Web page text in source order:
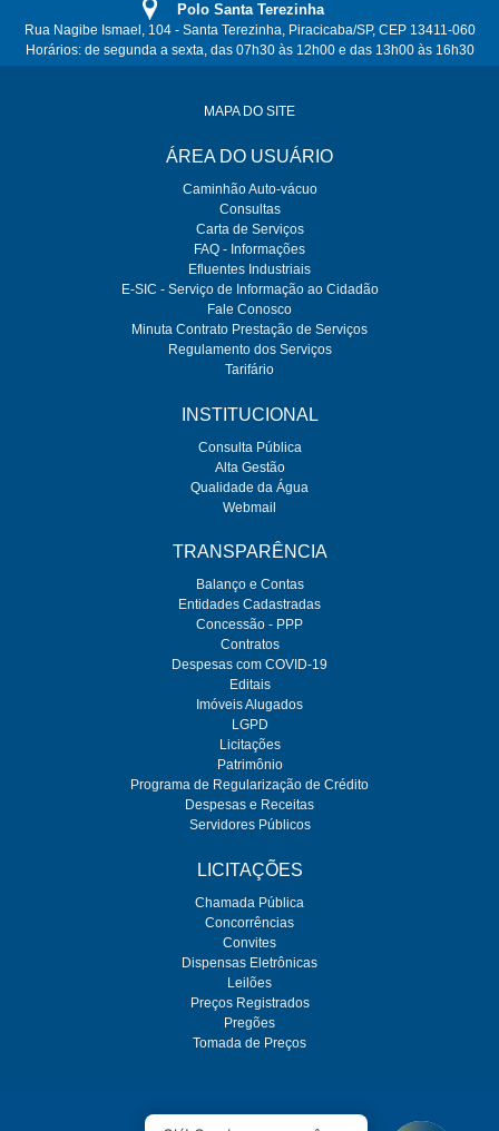
Polo Santa Terezinha
Rua Nagibe Ismael, 104 - Santa Terezinha, Piracicaba/SP, CEP 13411-060
Horários: de segunda a sexta, das 07h30 às 12h00 e das 13h00 às 16h30
MAPA DO SITE
ÁREA DO USUÁRIO
Caminhão Auto-vácuo
Consultas
Carta de Serviços
FAQ - Informações
Efluentes Industriais
E-SIC - Serviço de Informação ao Cidadão
Fale Conosco
Minuta Contrato Prestação de Serviços
Regulamento dos Serviços
Tarifário
INSTITUCIONAL
Consulta Pública
Alta Gestão
Qualidade da Água
Webmail
TRANSPARÊNCIA
Balanço e Contas
Entidades Cadastradas
Concessão - PPP
Contratos
Despesas com COVID-19
Editais
Imóveis Alugados
LGPD
Licitações
Patrimônio
Programa de Regularização de Crédito
Despesas e Receitas
Servidores Públicos
LICITAÇÕES
Chamada Pública
Concorrências
Convites
Dispensas Eletrônicas
Leilões
Preços Registrados
Pregões
Tomada de Preços
O SEMAE é regulado pela ARES-PCJ